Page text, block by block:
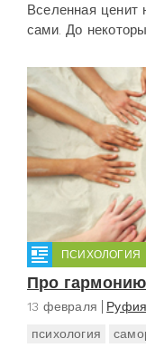
Вселенная
сами. До
ПСИХОЛОГИЯ
Про
13 февраля
психология